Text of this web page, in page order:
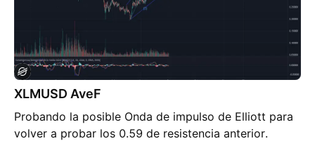
XLMUSD AveF
Probando la posible Onda de impulso de Elliott para
volver a probar los 0.59 de resistencia anterior.